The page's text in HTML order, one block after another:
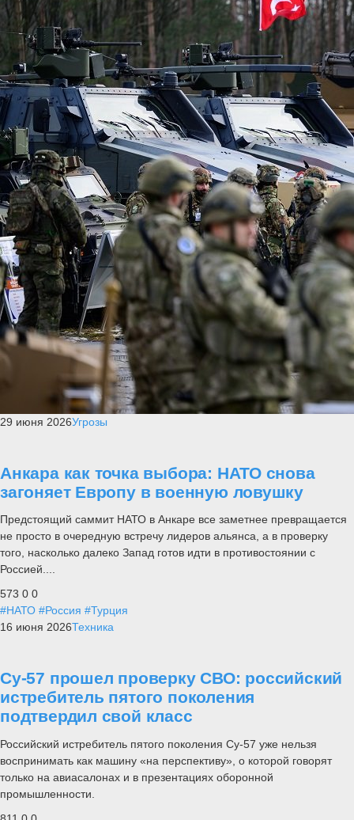
29 июня 2026Угрозы
Анкара как точка выбора: НАТО снова
загоняет Европу в военную ловушку
Предстоящий саммит НАТО в Анкаре все заметнее превращается
не просто в очередную встречу лидеров альянса, а в проверку
того, насколько далеко Запад готов идти в противостоянии с
Россией....
573 0 0
#НАТО #Россия #Турция
16 июня 2026Техника
Су-57 прошел проверку СВО: российский
истребитель пятого поколения
подтвердил свой класс
Российский истребитель пятого поколения Су-57 уже нельзя
воспринимать как машину «на перспективу», о которой говорят
только на авиасалонах и в презентациях оборонной
промышленности.